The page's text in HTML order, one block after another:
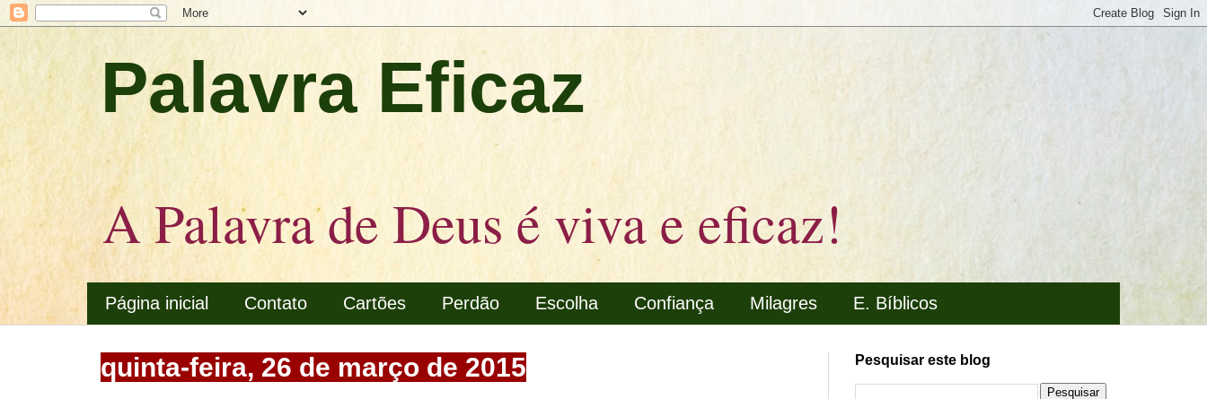
Palavra Eficaz
A Palavra de Deus é viva e eficaz!
Página inicial Contato Cartões Perdão Escolha Confiança Milagres E. Bíblicos
quinta-feira, 26 de março de 2015 Pesquisar este blog